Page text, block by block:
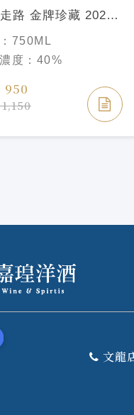
路 金牌珍藏 2025
盒
750ML
度： 40%
950
文龍